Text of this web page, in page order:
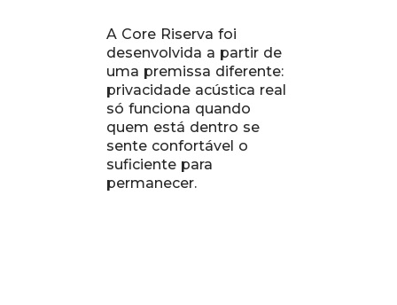
A Core Riserva foi
desenvolvida a partir de
uma premissa diferente:
privacidade acústica real
só funciona quando
quem está dentro se
sente confortável o
suficiente para
permanecer.